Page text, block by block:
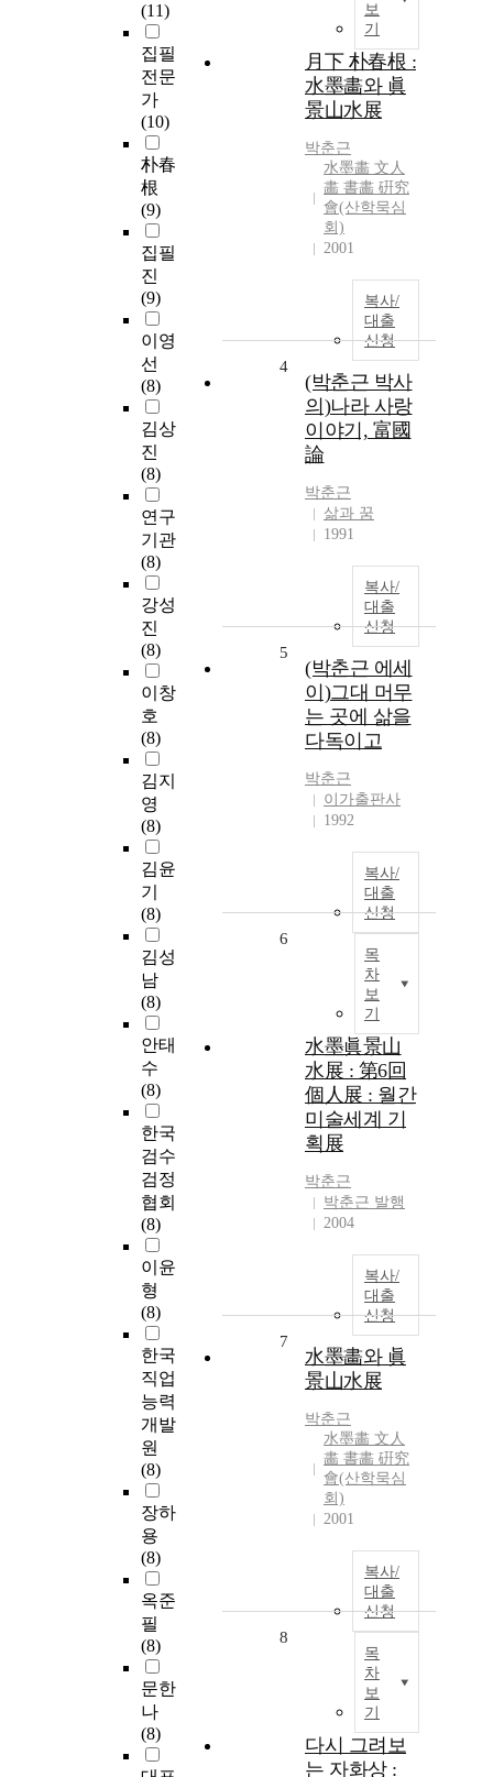
(11)
집필
전문
가
(10)
朴春
根
(9)
집필
진
(9)
이영
선
(8)
김상
진
(8)
연구
기관
(8)
강성
진
(8)
이창
호
(8)
김지
영
(8)
김윤
기
(8)
김성
남
(8)
안태
수
(8)
한국
검수
검정
협회
(8)
이윤
형
(8)
한국
직업
능력
개발
원
(8)
장하
용
(8)
옥준
필
(8)
문한
나
(8)
보
기
月下 朴春根 :
水墨畵와 眞
景山水展
박춘근
水墨畵 文人
畵 書畵 硏究
會(산학묵심
회)
2001
복사/
대출
신청
4
(박춘근 박사
의)나라 사랑
이야기, 富國
論
박춘근
삶과 꿈
1991
복사/
대출
신청
5
(박춘근 에세
이)그대 머무
는 곳에 삶을
다독이고
박춘근
이가출판사
1992
복사/
대출
신청
목
차
보
기
6
水墨眞景山
水展 : 第6回
個人展 : 월간
미술세계 기
획展
박춘근
박춘근 발행
2004
복사/
대출
신청
7
水墨畵와 眞
景山水展
박춘근
水墨畵 文人
畵 書畵 硏究
會(산학묵심
회)
2001
복사/
대출
신청
목
차
보
기
8
다시 그려보
는 자화상 :